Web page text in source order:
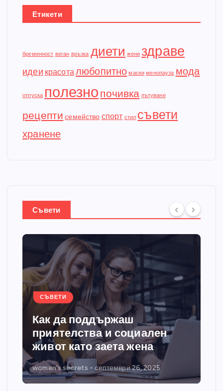
Етикети
бременност веган връзка диети жени здраве
идеи красота любопитно маски менопауза мода
отпуска полезно почивка пътуване
рецепти семейство спорт стил съвети
хранене
Съвети
СЪВЕТИ
Как да поддържаш
приятелства и социален
живот като заета жена
women's secrets септември 26, 2025